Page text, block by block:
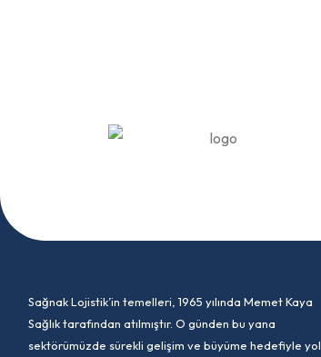
Sağnak Lojistik’in temelleri, 1965 yılında Memet Kaya
Sağlık tarafından atılmıştır. O günden bu yana
sektörümüzde sürekli gelişim ve büyüme hedefiyle yol